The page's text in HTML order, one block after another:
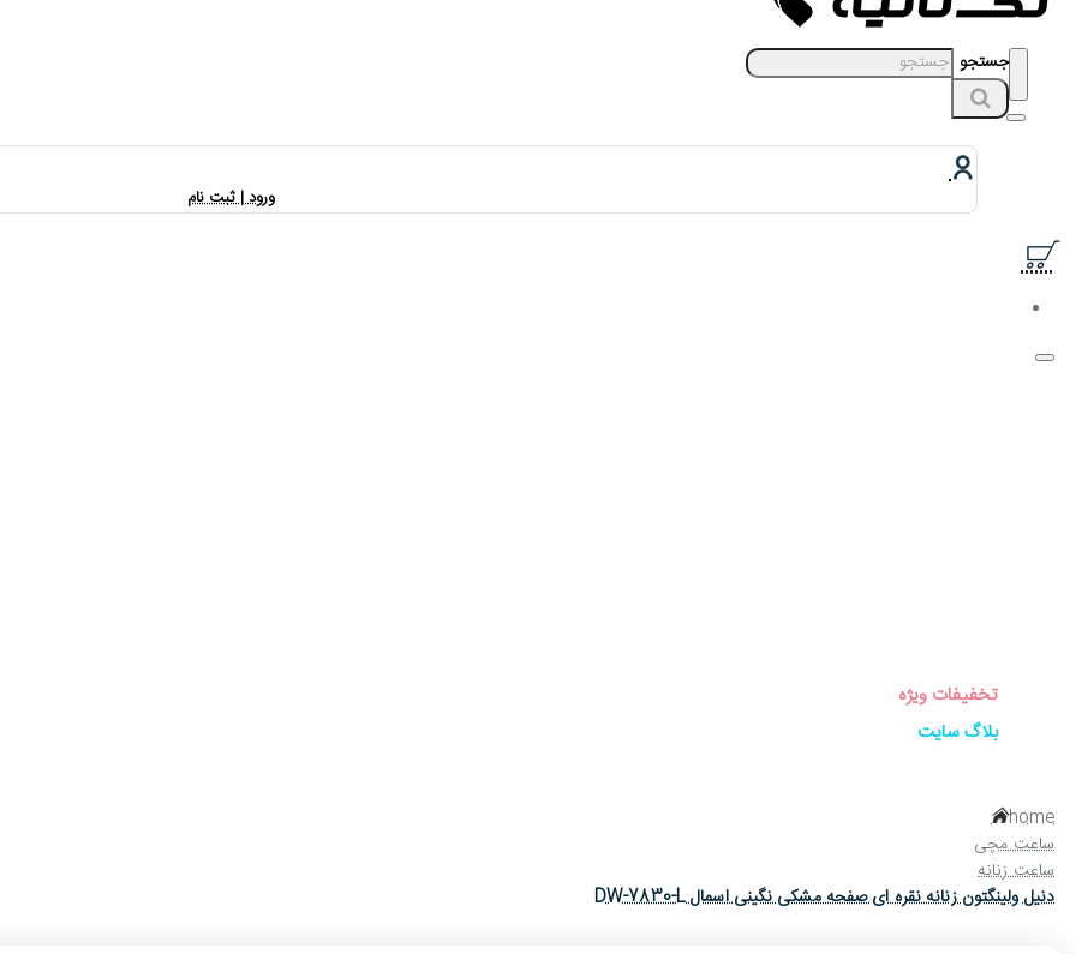
جستجو
ورود | ثبت نام
تخفیفات ویژه
بلاگ سایت
home
ساعت مچی
ساعت زنانه
دنیل ولینگتون زنانه نقره ای صفحه مشکی نگینی اسمال DW-7830-L